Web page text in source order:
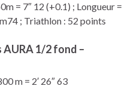
= 7″ 12 (+0.1) ; Longueur =
; Triathlon : 52 points
1/2 fond –
m = 2′ 26″ 63